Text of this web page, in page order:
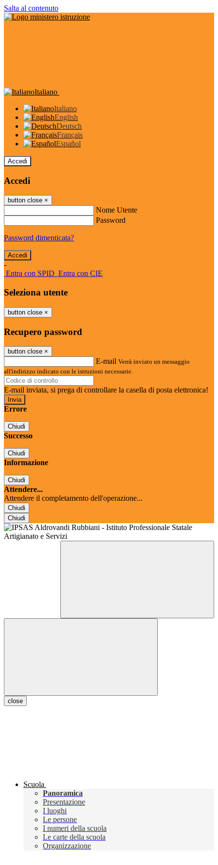
Salta al contenuto
Italiano
Italiano
English
Deutsch
Français
Español
Accedi
Accedi
button close ×
Nome Utente
Password
Password dimenticata?
-
Entra con SPID Entra con CIE
Seleziona utente
button close ×
Recupero password
button close ×
E-mail Verrà inviato un messaggio
all'indirizzo indicato con le istruzioni necessarie.
E-mail inviata, si prega di controllare la casella di posta elettronica!
Errore
Chiudi
Successo
Chiudi
Informazione
Chiudi
Attendere...
Attendere il completamento dell'operazione...
Chiudi
Chiudi
close
Scuola
Panoramica
Presentazione
I luoghi
Le persone
I numeri della scuola
Le carte della scuola
Organizzazione